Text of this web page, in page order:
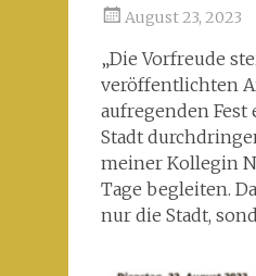
August 23, 2023
„Die Vorfreude
veröffentlichten
aufregenden Fest
Stadt
meiner Kollegin
Tage begleiten.
nur die Stadt,